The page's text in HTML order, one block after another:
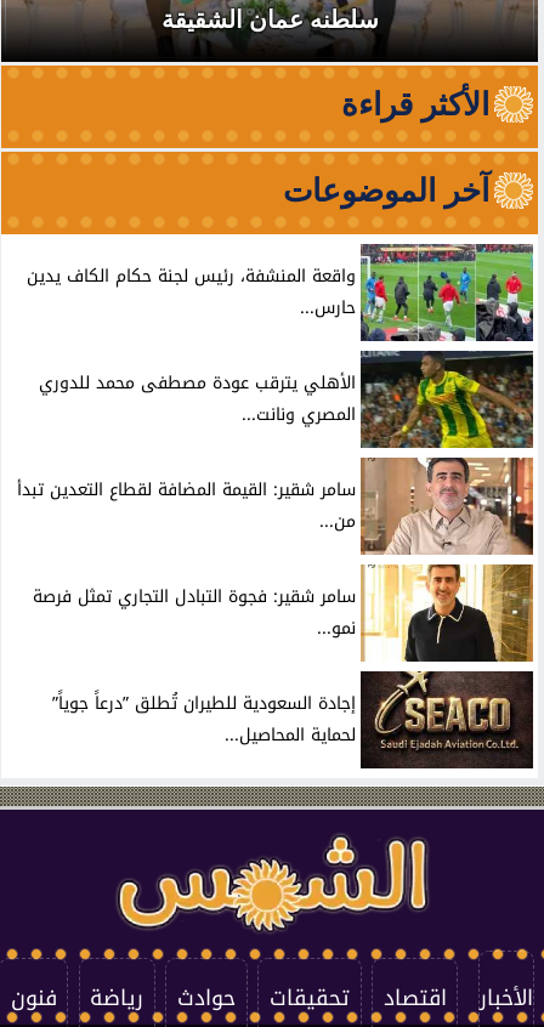
سلطنه عمان الشقيقة
الأكثر قراءة
آخر الموضوعات
واقعة المنشفة، رئيس لجنة حكام الكاف يدين
حارس...
الأهلي يترقب عودة مصطفى محمد للدوري
المصري ونانت...
سامر شقير: القيمة المضافة لقطاع التعدين تبدأ
من...
سامر شقير: فجوة التبادل التجاري تمثل فرصة
نمو...
إجادة السعودية للطيران تُطلق ”درعاً جوياً”
لحماية المحاصيل...
الأخبار اقتصاد تحقيقات حوادث رياضة فنون